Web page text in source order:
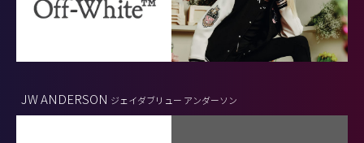
JW ANDERSON ジェイダブリュー アンダーソン